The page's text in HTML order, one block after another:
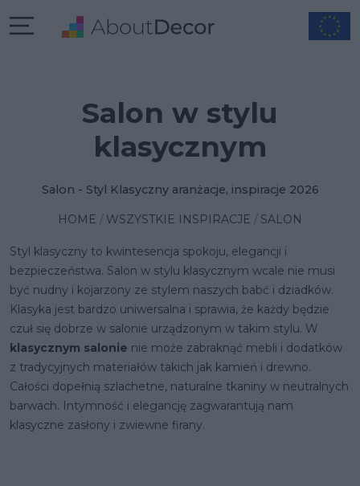
Salon w stylu
klasycznym
Salon - Styl Klasyczny aranżacje, inspiracje 2026
HOME WSZYSTKIE INSPIRACJE SALON
Styl klasyczny to kwintesencja spokoju, elegancji i
bezpieczeństwa. Salon w stylu klasycznym wcale nie musi
być nudny i kojarzony ze stylem naszych babć i dziadków.
Klasyka jest bardzo uniwersalna i sprawia, że każdy będzie
czuł się dobrze w salonie urządzonym w takim stylu. W
klasycznym salonie nie może zabraknąć mebli i dodatków
z tradycyjnych materiałów takich jak kamień i drewno.
Całości dopełnią szlachetne, naturalne tkaniny w neutralnych
barwach. Intymność i elegancję zagwarantują nam
klasyczne zasłony i zwiewne firany.